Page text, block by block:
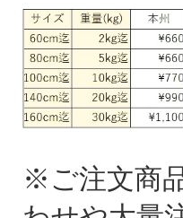
※ご注文商